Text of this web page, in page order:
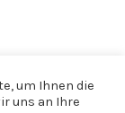
um Ihnen die
uns an Ihre